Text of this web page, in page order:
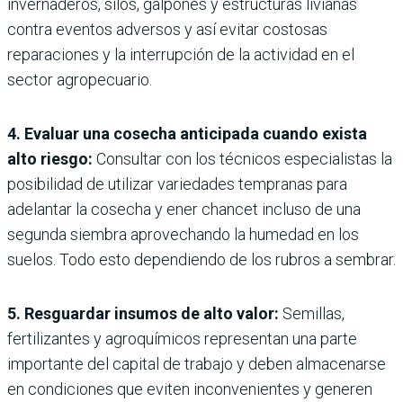
contra eventos adversos y así evitar costosas
reparaciones y la interrupción de la actividad en el
sector agropecuario.
4. Evaluar una cosecha anticipada cuando exista
alto riesgo: Consultar con los técnicos especialistas la
posibilidad de utilizar variedades tempranas para
adelantar la cosecha y ener chancet incluso de una
segunda siembra aprovechando la humedad en los
suelos. Todo esto dependiendo de los rubros a sembrar.
5. Resguardar insumos de alto valor: Semillas,
fertilizantes y agroquímicos representan una parte
importante del capital de trabajo y deben almacenarse
en condiciones que eviten inconvenientes y generen